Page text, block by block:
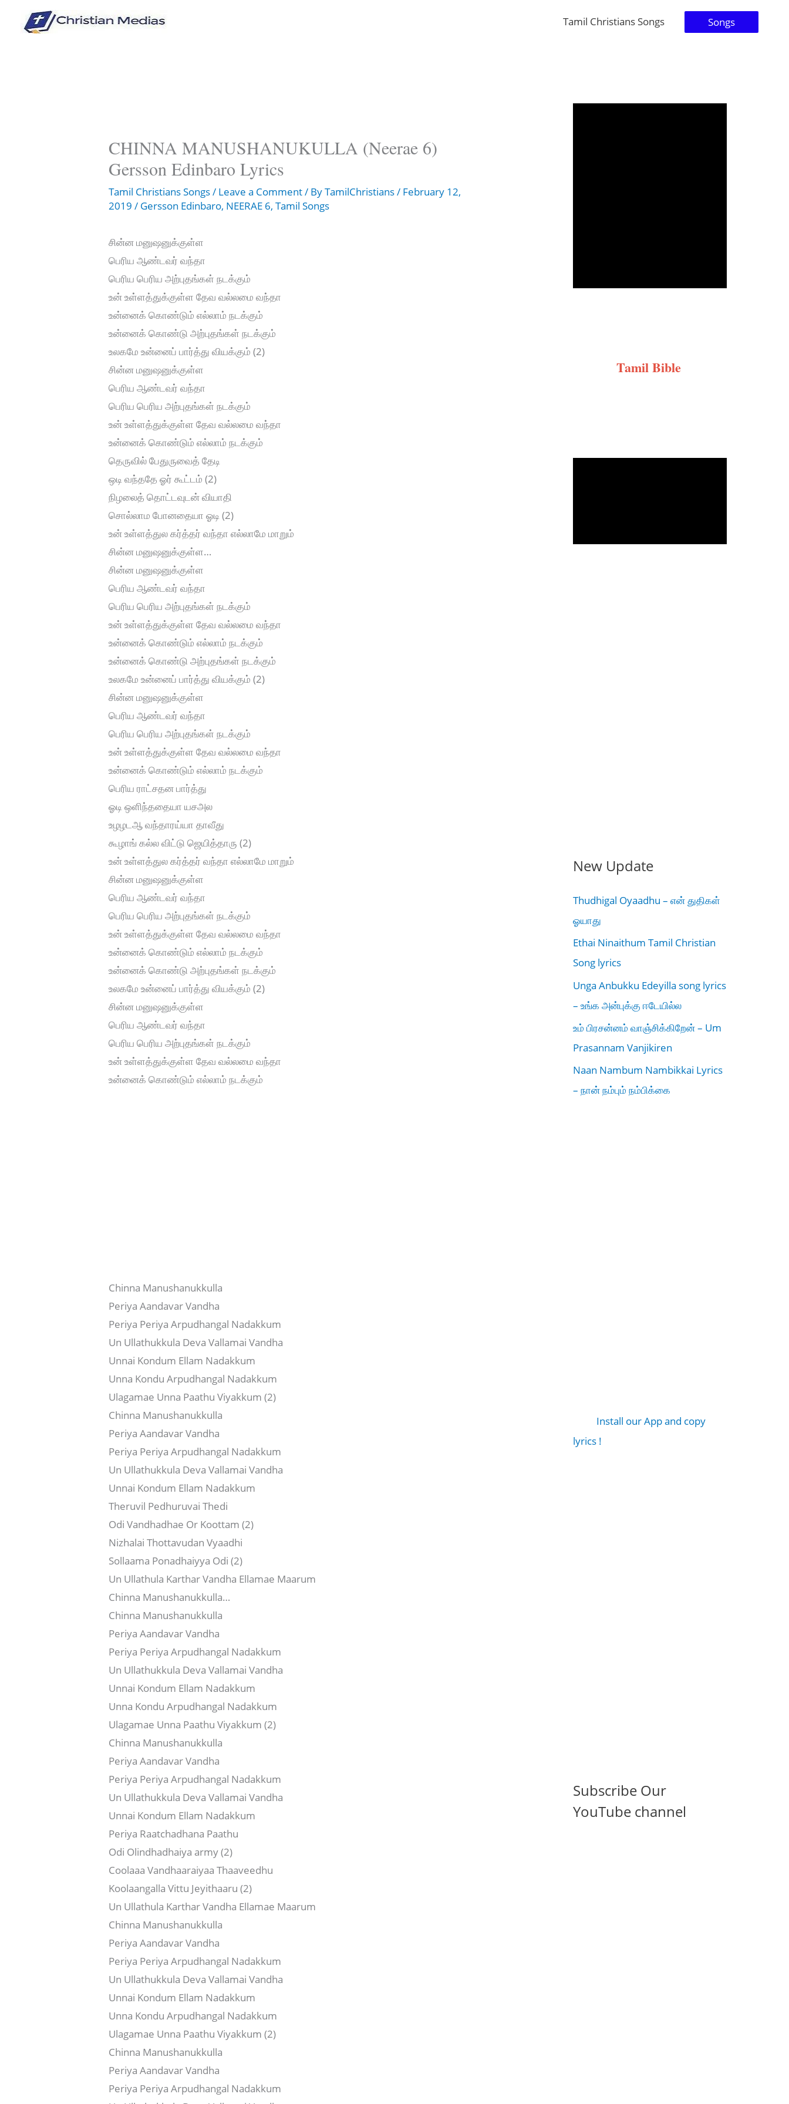
Tamil Christians Songs Songs
CHINNA MANUSHANUKULLA (Neerae 6)
Gersson Edinbaro Lyrics
Tamil Christians Songs/ Leave a Comment/ ByTamilChristians/ February 12,
2019/ Gersson Edinbaro, NEERAE 6,Tamil Songs
சின்ன மனுஷனுக்குள்ள
பெரிய ஆண்டவர் வந்தா
பெரிய பெரிய அற்புதங்கள் நடக்கும்
உன் உள்ளத்துக்குள்ள தேவ வல்லமை வந்தா
உன்னைக் கொண்டும் எல்லாம் நடக்கும்
உன்னைக் கொண்டு அற்புதங்கள் நடக்கும்
உலகமே உன்னைப் பார்த்து வியக்கும் (2)
சின்ன மனுஷனுக்குள்ள
பெரிய ஆண்டவர் வந்தா
பெரிய பெரிய அற்புதங்கள் நடக்கும்
உன் உள்ளத்துக்குள்ள தேவ வல்லமை வந்தா
உன்னைக் கொண்டும் எல்லாம் நடக்கும்
தெருவில் பேதுருவைத் தேடி
ஒடி வந்ததே ஓர் கூட்டம் (2)
நிழலைத் தொட்டவுடன் வியாதி
சொல்லாம போனதையா ஓடி (2)
உன் உள்ளத்துல கர்த்தர் வந்தா எல்லாமே மாறும்
சின்ன மனுஷனுக்குள்ள…
சின்ன மனுஷனுக்குள்ள
பெரிய ஆண்டவர் வந்தா
பெரிய பெரிய அற்புதங்கள் நடக்கும்
உன் உள்ளத்துக்குள்ள தேவ வல்லமை வந்தா
உன்னைக் கொண்டும் எல்லாம் நடக்கும்
உன்னைக் கொண்டு அற்புதங்கள் நடக்கும்
உலகமே உன்னைப் பார்த்து வியக்கும் (2)
சின்ன மனுஷனுக்குள்ள
பெரிய ஆண்டவர் வந்தா
பெரிய பெரிய அற்புதங்கள் நடக்கும்
உன் உள்ளத்துக்குள்ள தேவ வல்லமை வந்தா
உன்னைக் கொண்டும் எல்லாம் நடக்கும்
பெரிய ராட்சதன பார்த்து
ஓடி ஒளிந்ததையா யசஅல
உழழடஆ வந்தாரய்யா தாவீது
கூழாங் கல்ல விட்டு ஜெயித்தாரு (2)
உன் உள்ளத்துல கர்த்தர் வந்தா எல்லாமே மாறும்
சின்ன மனுஷனுக்குள்ள
பெரிய ஆண்டவர் வந்தா
பெரிய பெரிய அற்புதங்கள் நடக்கும்
உன் உள்ளத்துக்குள்ள தேவ வல்லமை வந்தா
உன்னைக் கொண்டும் எல்லாம் நடக்கும்
உன்னைக் கொண்டு அற்புதங்கள் நடக்கும்
உலகமே உன்னைப் பார்த்து வியக்கும் (2)
சின்ன மனுஷனுக்குள்ள
பெரிய ஆண்டவர் வந்தா
பெரிய பெரிய அற்புதங்கள் நடக்கும்
உன் உள்ளத்துக்குள்ள தேவ வல்லமை வந்தா
உன்னைக் கொண்டும் எல்லாம் நடக்கும்
Chinna Manushanukkulla
Periya Aandavar Vandha
Periya Periya Arpudhangal Nadakkum
Un Ullathukkula Deva Vallamai Vandha
Unnai Kondum Ellam Nadakkum
Unna Kondu Arpudhangal Nadakkum
Ulagamae Unna Paathu Viyakkum (2)
Chinna Manushanukkulla
Periya Aandavar Vandha
Periya Periya Arpudhangal Nadakkum
Un Ullathukkula Deva Vallamai Vandha
Unnai Kondum Ellam Nadakkum
Theruvil Pedhuruvai Thedi
Odi Vandhadhae Or Koottam (2)
Nizhalai Thottavudan Vyaadhi
Sollaama Ponadhaiyya Odi (2)
Un Ullathula Karthar Vandha Ellamae Maarum
Chinna Manushanukkulla…
Chinna Manushanukkulla
Periya Aandavar Vandha
Periya Periya Arpudhangal Nadakkum
Un Ullathukkula Deva Vallamai Vandha
Unnai Kondum Ellam Nadakkum
Unna Kondu Arpudhangal Nadakkum
Ulagamae Unna Paathu Viyakkum (2)
Chinna Manushanukkulla
Periya Aandavar Vandha
Periya Periya Arpudhangal Nadakkum
Un Ullathukkula Deva Vallamai Vandha
Unnai Kondum Ellam Nadakkum
Periya Raatchadhana Paathu
Odi Olindhadhaiya army (2)
Coolaaa Vandhaaraiyaa Thaaveedhu
Koolaangalla Vittu Jeyithaaru (2)
Un Ullathula Karthar Vandha Ellamae Maarum
Chinna Manushanukkulla
Periya Aandavar Vandha
Periya Periya Arpudhangal Nadakkum
Un Ullathukkula Deva Vallamai Vandha
Unnai Kondum Ellam Nadakkum
Unna Kondu Arpudhangal Nadakkum
Ulagamae Unna Paathu Viyakkum (2)
Chinna Manushanukkulla
Periya Aandavar Vandha
Periya Periya Arpudhangal Nadakkum
Tamil Bible
New Update
Thudhigal Oyaadhu – என் துதிகள்
ஓயாது
Ethai Ninaithum Tamil Christian
Song lyrics
Unga Anbukku Edeyilla song lyrics
– உங்க அன்புக்கு ஈடேயில்ல
உம் பிரசன்னம் வாஞ்சிக்கிறேன் – Um
Prasannam Vanjikiren
Naan Nambum Nambikkai Lyrics
– நான் நம்பும் நம்பிக்கை
Install our App and copy
lyrics !
Subscribe Our
YouTube channel